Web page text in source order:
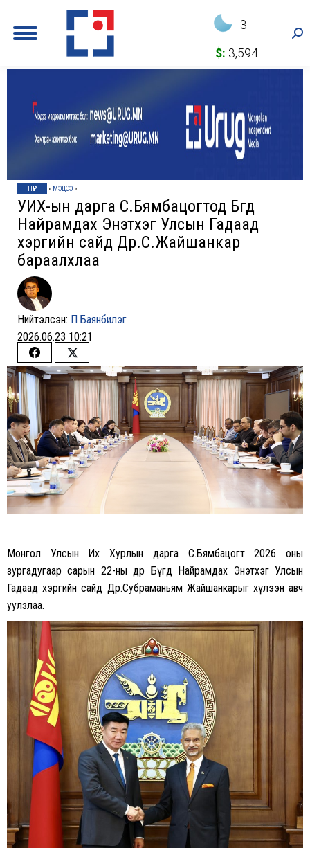
3
$: 3,594
НҮҮР » МЭДЭЭ»
УИХ-ын дарга С.Бямбацогтод Бүгд
Найрамдах Энэтхэг Улсын Гадаад
хэргийн сайд Др.С.Жайшанкар
бараалхлаа
Нийтэлсэн: П Баянбилэг
2026.06.23 10:21
Share
on
Facebook
Share
on
Twitter
Монгол Улсын Их Хурлын дарга С.Бямбацогт 2026 оны
зургадугаар сарын 22-ны өдөр Бүгд Найрамдах Энэтхэг Улсын
Гадаад хэргийн сайд Др.Субраманьям Жайшанкарыг хүлээн авч
уулзлаа.